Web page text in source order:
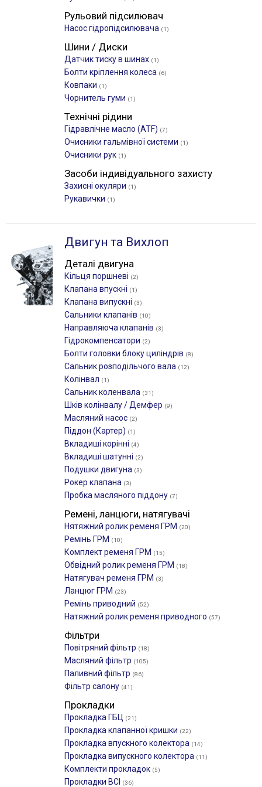
Рульовий підсилювач
Насос гідропідсилювача (1)
Шини / Диски
Датчик тиску в шинах (1)
Болти кріплення колеса (6)
Ковпаки (1)
Чорнитель гуми (1)
Технічні рідини
Гідравлічне масло (ATF) (7)
Очисники гальмівної системи (1)
Очисники рук (1)
Засоби індивідуального захисту
Захисні окуляри (1)
Рукавички (1)
Двигун та Вихлоп
Деталі двигуна
Кільця поршневі (2)
Клапана впускні (1)
Клапана випускні (3)
Сальники клапанів (10)
Направляюча клапанів (3)
Гідрокомпенсатори (2)
Болти головки блоку циліндрів (8)
Сальник розподільчого вала (12)
Колінвал (1)
Сальник коленвала (31)
Шків колінвалу / Демфер (9)
Масляний насос (2)
Піддон (Картер) (1)
Вкладиші корінні (4)
Вкладиші шатунні (2)
Подушки двигуна (3)
Рокер клапана (3)
Пробка масляного піддону (7)
Ремені, ланцюги, натягувачі
Нятяжний ролик ременя ГРМ (20)
Ремінь ГРМ (10)
Комплект ременя ГРМ (15)
Обвідний ролик ременя ГРМ (18)
Натягувач ременя ГРМ (3)
Ланцюг ГРМ (23)
Ремінь приводний (52)
Натяжний ролик ременя приводного (57)
Фільтри
Повітряний фільтр (18)
Масляний фільтр (105)
Паливний фільтр (86)
Фільтр салону (41)
Прокладки
Прокладка ГБЦ (21)
Прокладка клапанної кришки (22)
Прокладка впускного колектора (14)
Прокладка випускного колектора (11)
Комплекти прокладок (5)
Прокладки ВСІ (36)